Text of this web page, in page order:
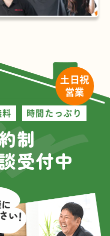
時間たっぷり
制
受付中
土日祝
営業